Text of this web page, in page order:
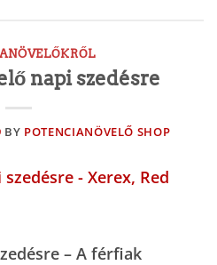
napi szedésre
BY POTENCIANÖVELŐ SHOP
– A férfiak